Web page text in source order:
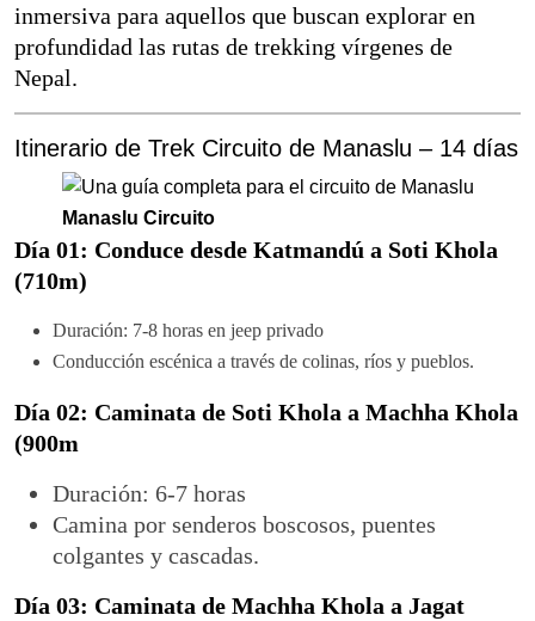
inmersiva para aquellos que buscan explorar en
profundidad las rutas de trekking vírgenes de
Nepal.
Itinerario de Trek Circuito de Manaslu – 14 días
Manaslu Circuito
Día 01: Conduce desde Katmandú a Soti Khola
(710m)
Duración: 7-8 horas en jeep privado
Conducción escénica a través de colinas, ríos y pueblos.
Día 02: Caminata de Soti Khola a Machha Khola
(900m
Duración: 6-7 horas
Camina por senderos boscosos, puentes
colgantes y cascadas.
Día 03: Caminata de Machha Khola a Jagat